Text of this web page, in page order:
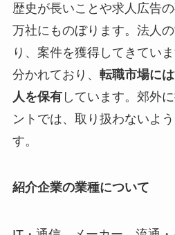
歴史が長いことや求人広告
万社にものぼります。法人
り、案件を獲得してきてい
分かれており、 転職市場に
人を保有しています。郊外
ントでは、取り扱わないよ
す。
紹介企業の業種について